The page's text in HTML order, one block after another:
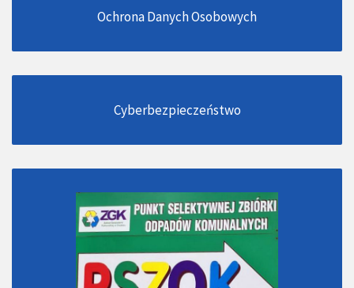
Ochrona Danych Osobowych
Cyberbezpieczeństwo